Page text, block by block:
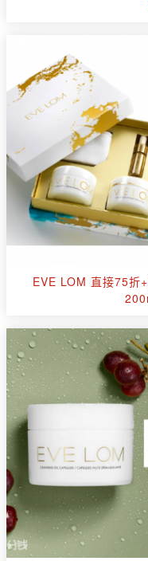
EVE LOM 直接75折